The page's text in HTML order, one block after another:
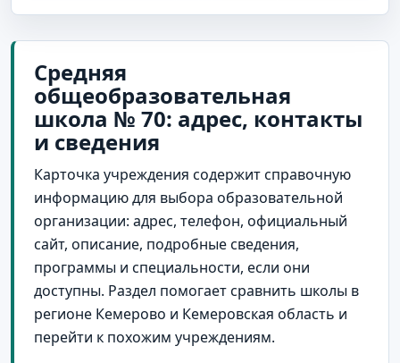
Средняя
общеобразовательная
школа № 70: адрес, контакты
и сведения
Карточка учреждения содержит справочную
информацию для выбора образовательной
организации: адрес, телефон, официальный
сайт, описание, подробные сведения,
программы и специальности, если они
доступны. Раздел помогает сравнить школы в
регионе Кемерово и Кемеровская область и
перейти к похожим учреждениям.